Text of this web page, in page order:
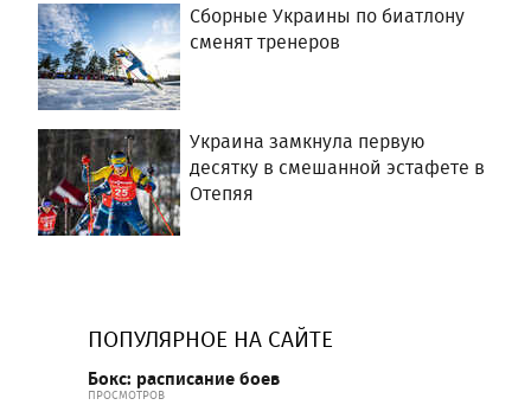
Сборные Украины по биатлону
сменят тренеров
Украина замкнула первую
десятку в смешанной эстафете в
Отепяя
ПОПУЛЯРНОЕ НА САЙТЕ
Бокс: расписание боев
ПРОСМОТРОВ